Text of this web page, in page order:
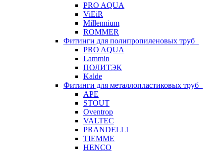
PRO AQUA
ViEiR
Millennium
ROMMER
Фитинги для полипропиленовых труб
PRO AQUA
Lammin
ПОЛИТЭК
Kalde
Фитинги для металлопластиковых труб
APE
STOUT
Oventrop
VALTEC
PRANDELLI
TIEMME
HENCO